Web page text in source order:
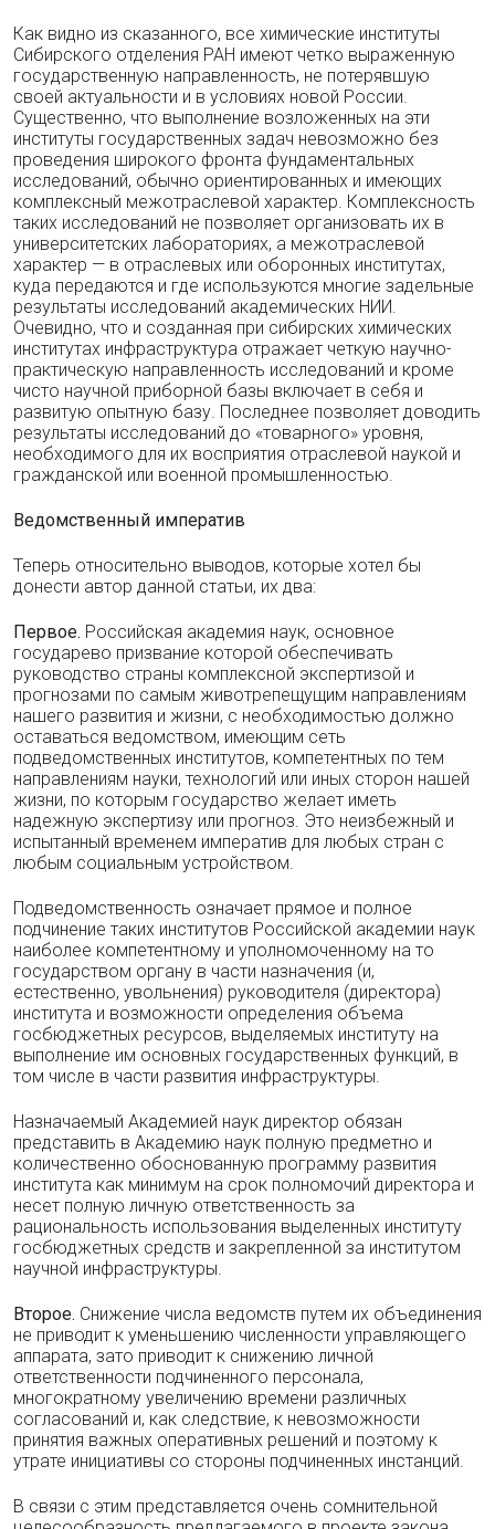
Как видно из сказанного, все химические институты
Сибирского отделения РАН имеют четко выраженную
государственную направленность, не потерявшую
своей актуальности и в условиях новой России.
Существенно, что выполнение возложенных на эти
институты государственных задач невозможно без
проведения широкого фронта фундаментальных
исследований, обычно ориентированных и имеющих
комплексный межотраслевой характер. Комплексность
таких исследований не позволяет организовать их в
университетских лабораториях, а межотраслевой
характер — в отраслевых или оборонных институтах,
куда передаются и где используются многие задельные
результаты исследований академических НИИ.
Очевидно, что и созданная при сибирских химических
институтах инфраструктура отражает четкую научно-
практическую направленность исследований и кроме
чисто научной приборной базы включает в себя и
развитую опытную базу. Последнее позволяет доводить
результаты исследований до «товарного» уровня,
необходимого для их восприятия отраслевой наукой и
гражданской или военной промышленностью.
Ведомственный императив
Теперь относительно выводов, которые хотел бы
донести автор данной статьи, их два:
Первое. Российская академия наук, основное
государево призвание которой обеспечивать
руководство страны комплексной экспертизой и
прогнозами по самым животрепещущим направлениям
нашего развития и жизни, с необходимостью должно
оставаться ведомством, имеющим сеть
подведомственных институтов, компетентных по тем
направлениям науки, технологий или иных сторон нашей
жизни, по которым государство желает иметь
надежную экспертизу или прогноз. Это неизбежный и
испытанный временем императив для любых стран с
любым социальным устройством.
Подведомственность означает прямое и полное
подчинение таких институтов Российской академии наук
наиболее компетентному и уполномоченному на то
государством органу в части назначения (и,
естественно, увольнения) руководителя (директора)
института и возможности определения объема
госбюджетных ресурсов, выделяемых институту на
выполнение им основных государственных функций, в
том числе в части развития инфраструктуры.
Назначаемый Академией наук директор обязан
представить в Академию наук полную предметно и
количественно обоснованную программу развития
института как минимум на срок полномочий директора и
несет полную личную ответственность за
рациональность использования выделенных институту
госбюджетных средств и закрепленной за институтом
научной инфраструктуры.
Второе. Снижение числа ведомств путем их объединения
не приводит к уменьшению численности управляющего
аппарата, зато приводит к снижению личной
ответственности подчиненного персонала,
многократному увеличению времени различных
согласований и, как следствие, к невозможности
принятия важных оперативных решений и поэтому к
утрате инициативы со стороны подчиненных инстанций.
В связи с этим представляется очень сомнительной